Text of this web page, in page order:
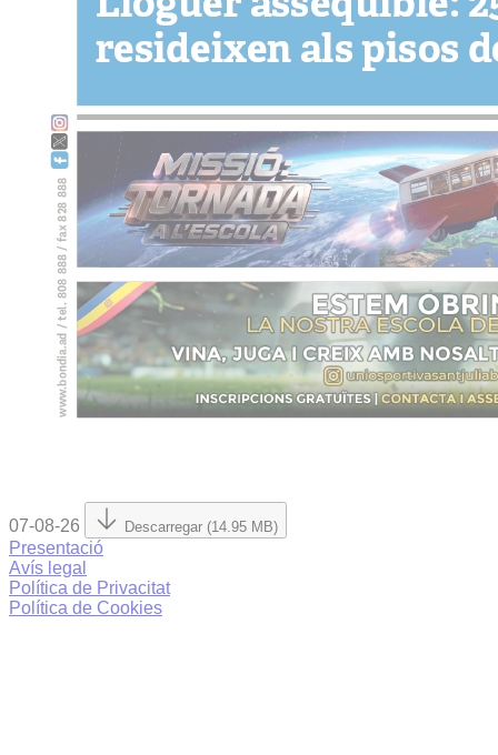
07-08-26 Descarregar (14.95 MB)
Presentació
Avís legal
Política de Privacitat
Política de Cookies